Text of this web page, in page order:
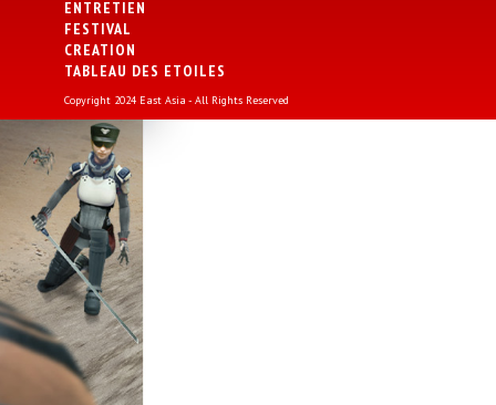
ENTRETIEN
FESTIVAL
CREATION
TABLEAU DES ETOILES
Copyright 2024 East Asia - All Rights Reserved